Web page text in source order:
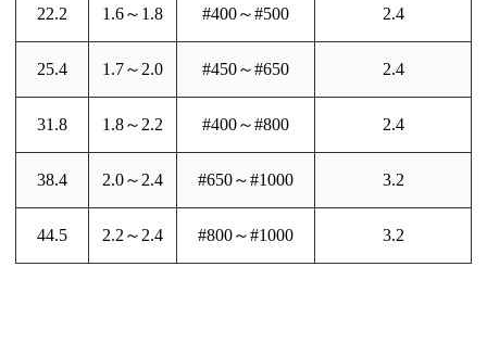
22.2 1.6～1.8 #400～#500 2.4
25.4 1.7～2.0 #450～#650 2.4
31.8 1.8～2.2 #400～#800 2.4
38.4 2.0～2.4 #650～#1000 3.2
44.5 2.2～2.4 #800～#1000 3.2